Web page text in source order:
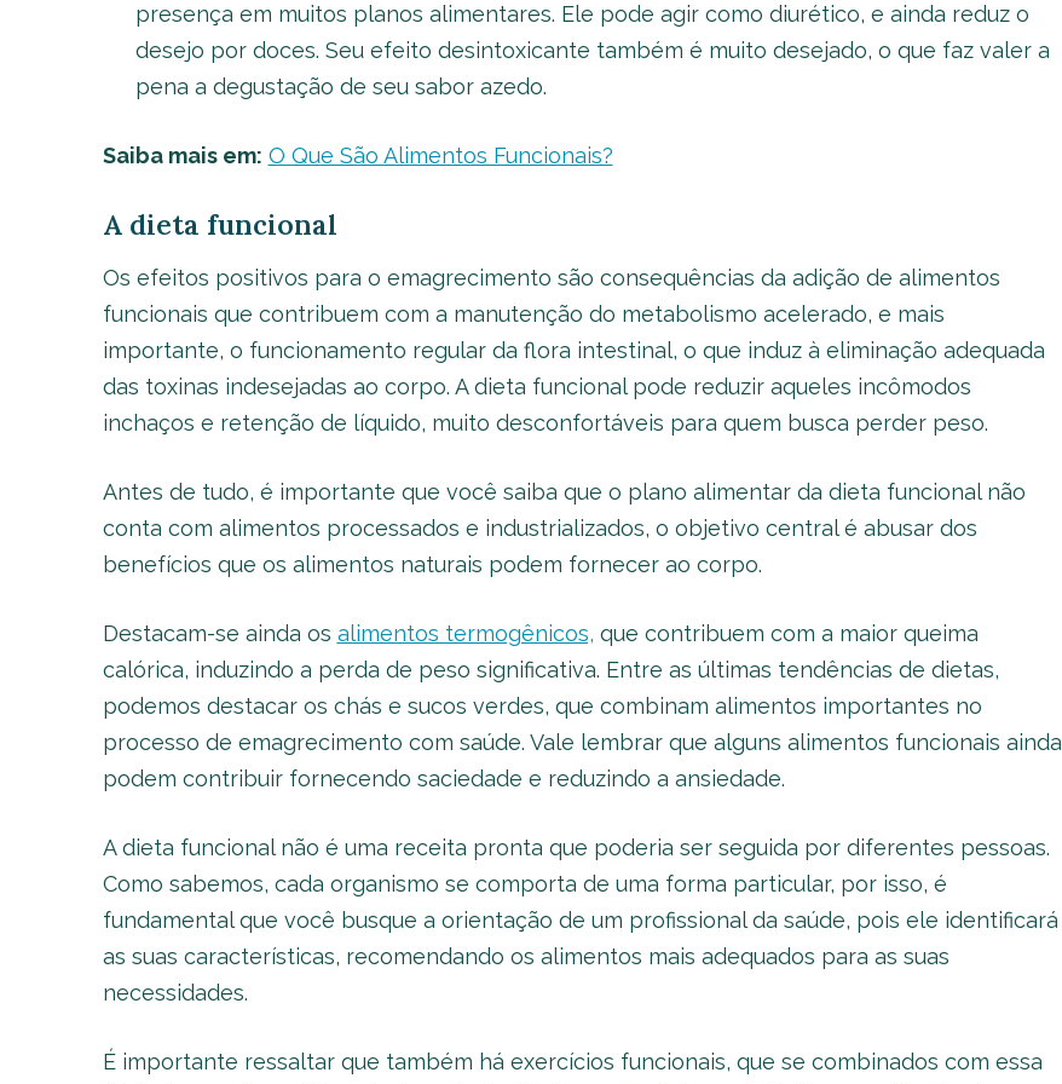
presença em muitos planos alimentares. Ele pode agir como diurético, e ainda reduz o
desejo por doces. Seu efeito desintoxicante também é muito desejado, o que faz valer a
pena a degustação de seu sabor azedo.
Saiba mais em: O Que São Alimentos Funcionais?
A dieta funcional
Os efeitos positivos para o emagrecimento são consequências da adição de alimentos
funcionais que contribuem com a manutenção do metabolismo acelerado, e mais
importante, o funcionamento regular da flora intestinal, o que induz à eliminação adequada
das toxinas indesejadas ao corpo. A dieta funcional pode reduzir aqueles incômodos
inchaços e retenção de líquido, muito desconfortáveis para quem busca perder peso.
Antes de tudo, é importante que você saiba que o plano alimentar da dieta funcional não
conta com alimentos processados e industrializados, o objetivo central é abusar dos
benefícios que os alimentos naturais podem fornecer ao corpo.
Destacam-se ainda os alimentos termogênicos, que contribuem com a maior queima
calórica, induzindo a perda de peso significativa. Entre as últimas tendências de dietas,
podemos destacar os chás e sucos verdes, que combinam alimentos importantes no
processo de emagrecimento com saúde. Vale lembrar que alguns alimentos funcionais ainda
podem contribuir fornecendo saciedade e reduzindo a ansiedade.
A dieta funcional não é uma receita pronta que poderia ser seguida por diferentes pessoas.
Como sabemos, cada organismo se comporta de uma forma particular, por isso, é
fundamental que você busque a orientação de um profissional da saúde, pois ele identificará
as suas características, recomendando os alimentos mais adequados para as suas
necessidades.
É importante ressaltar que também há exercícios funcionais, que se combinados com essa